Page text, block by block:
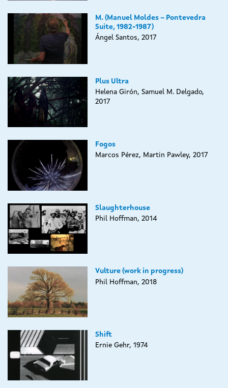
M. (Manuel Moldes – Pontevedra
Suite, 1982-1987)
Ángel Santos, 2017
Plus Ultra
Helena Girón, Samuel M. Delgado,
2017
Fogos
Marcos Pérez, Martin Pawley, 2017
Slaughterhouse
Phil Hoffman, 2014
Vulture (work in progress)
Phil Hoffman, 2018
Shift
Ernie Gehr, 1974